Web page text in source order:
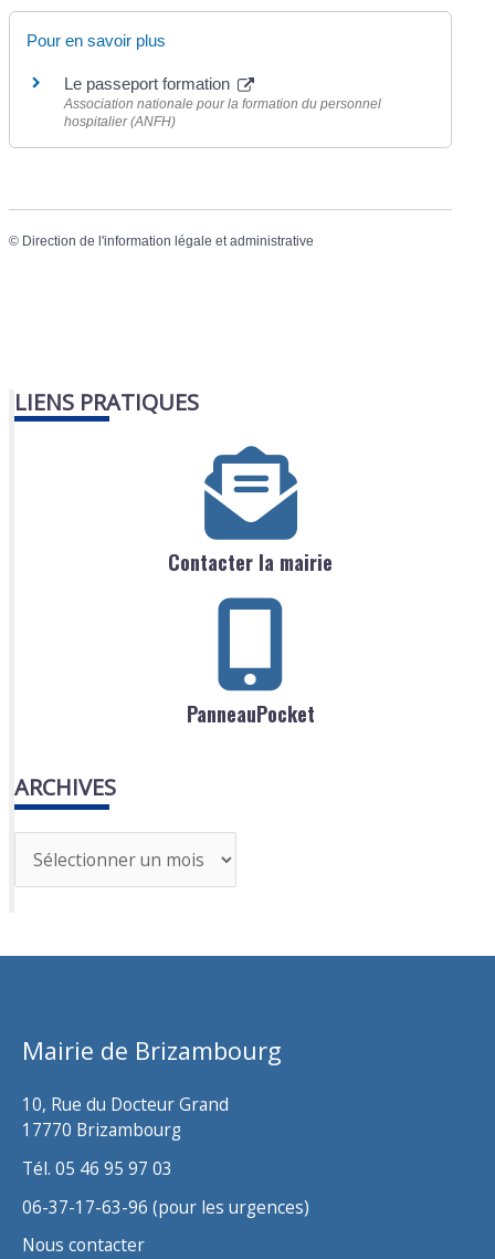
Pour en savoir plus
Le passeport formation
Association nationale pour la formation du personnel
hospitalier (ANFH)
© Direction de l'information légale et administrative
LIENS PRATIQUES
Contacter la mairie
PanneauPocket
ARCHIVES
r
h
Mairie de Brizambourg
10, Rue du Docteur Grand
17770 Brizambourg
Tél. 05 46 95 97 03
06-37-17-63-96 (pour les urgences)
Nous contacter